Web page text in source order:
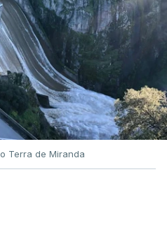
polémica com Luís
Ministro nega
a construtora
2026, 20:28
Terra de Miranda